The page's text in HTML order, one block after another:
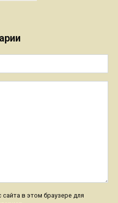
в этом браузере для